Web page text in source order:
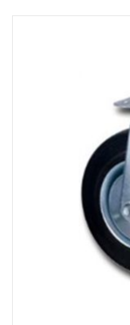
Электроды и